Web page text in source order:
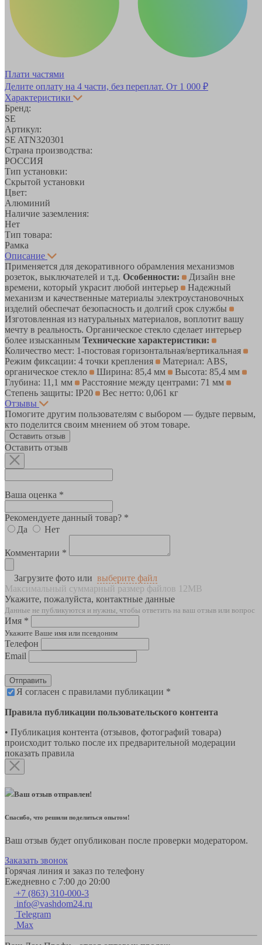
Плати частями
Делите оплату на 4 части, без переплат. От 1 000 ₽
Характеристики
Бренд:
SE
Артикул:
SE ATN320301
Страна производства:
РОССИЯ
Тип установки:
Скрытой установки
Цвет:
Алюминий
Наличие заземления:
Нет
Тип товара:
Рамка
Описание
Применяется для декоративного обрамления механизмов
розеток, выключателей и т.д. Особенности:
Дизайн вне
времени, который украсит любой интерьер
Надежный
механизм и качественные материалы электроустановочных
изделий обеспечат безопасность и долгий срок службы
Изготовленная из натуральных материалов, воплотит вашу
мечту в реальность. Органическое стекло сделает интерьер
более изысканным Технические характеристики:
Количество мест: 1-постовая горизонтальная/вертикальная
Режим фиксации: 4 точки крепления
Материал: ABS,
органическое стекло
Ширина: 85,4 мм
Высота: 85,4 мм
Глубина: 11,1 мм
Расстояние между центрами: 71 мм
Степень защиты: IP20
Вес нетто: 0,061 кг
Отзывы
Помогите другим пользователям с выбором — будьте первым,
кто поделится своим мнением об этом товаре.
Оставить отзыв
Оставить отзыв
Ваша оценка *
Рекомендуете данный товар? *
Да
Нет
Комментарии *
Загрузите фото или выберите файл
Максимальный суммарный размер файлов 12MB
Укажите, пожалуйста, контактные данные
Данные не публикуются и нужны, чтобы ответить на ваш отзыв или вопрос
Имя *
Укажите Ваше имя или псевдоним
Телефон
Email
Отправить
Я согласен с правилами публикации *
Правила публикации пользовательского контента
• Публикация контента (отзывов, фотографий товара)
происходит только после их предварительной модерации
показать правила
Ваш отзыв отправлен!
Спасибо, что решили поделиться опытом!
Ваш отзыв будет опубликован после проверки модератором.
Заказать звонок
Горячая линия и заказ по телефону
Ежедневно с 7:00 до 20:00
+7 (863) 310-000-3
info@vashdom24.ru
Telegram
Max